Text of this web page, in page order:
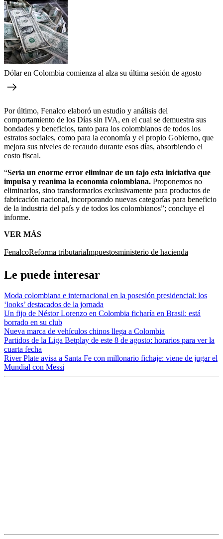
Dólar en Colombia comienza al alza su última sesión de agosto
Por último, Fenalco elaboró un estudio y análisis del
comportamiento de los Días sin IVA, en el cual se demuestra sus
bondades y beneficios, tanto para los colombianos de todos los
estratos sociales, como para la economía y el propio Gobierno, que
mejora sus niveles de recaudo durante esos días, absorbiendo el
costo fiscal.
“Sería un enorme error eliminar de un tajo esta iniciativa que
impulsa y reanima la economía colombiana. Proponemos no
eliminarlos, sino transformarlos exclusivamente para productos de
fabricación nacional, incorporando nuevas categorías para beneficio
de la industria del país y de todos los colombianos”; concluye el
informe.
VER MÁS
FenalcoReforma tributariaImpuestosministerio de hacienda
Le puede interesar
Moda colombiana e internacional en la posesión presidencial: los
‘looks’ destacados de la jornada
Un fijo de Néstor Lorenzo en Colombia ficharía en Brasil: está
borrado en su club
Nueva marca de vehículos chinos llega a Colombia
Partidos de la Liga Betplay de este 8 de agosto: horarios para ver la
cuarta fecha
River Plate avisa a Santa Fe con millonario fichaje: viene de jugar el
Mundial con Messi